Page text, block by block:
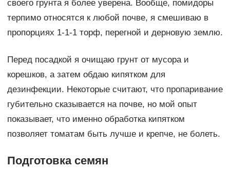
своего грунта я более уверена. Вообще, помидоры
терпимо относятся к любой почве, я смешиваю в
пропорциях 1-1-1 торф, перегной и дерновую землю.
Перед посадкой я очищаю грунт от мусора и
корешков, а затем обдаю кипятком для
дезинфекции. Некоторые считают, что пропаривание
губительно сказывается на почве, но мой опыт
показывает, что именно обработка кипятком
позволяет томатам быть лучше и крепче, не болеть.
Подготовка семян